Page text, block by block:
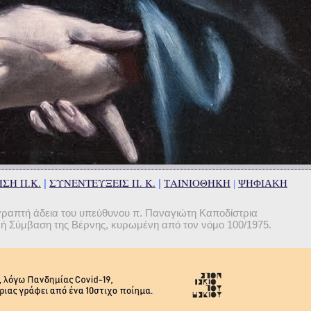
Π.Κ. | ΣΥΝΕΝΤΕΥΞΕΙΣ Π. Κ. | ΤΑΙΝΙΟΘΗΚΗ | ΨΗΦΙΑΚΗ
άδεια του υπεύθυνου π. Παναγιώτη Καποδίστρια
Σύμβαση της Βέρνης, κυρωμένη από τον νόμο 100/1975.